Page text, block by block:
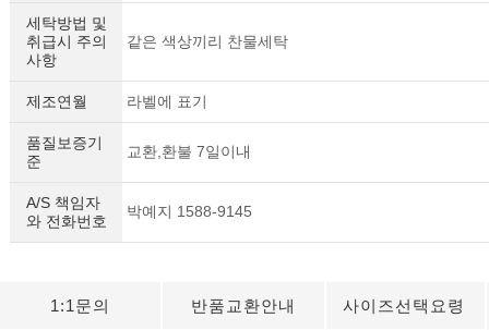
세탁방법 및
취급시 주의
사항
같은 색상끼리 찬물세탁
제조연월 라벨에 표기
품질보증기
준
교환,환불 7일이내
A/S 책임자
와 전화번호
박예지 1588-9145
1:1문의 반품교환안내 사이즈선택요령